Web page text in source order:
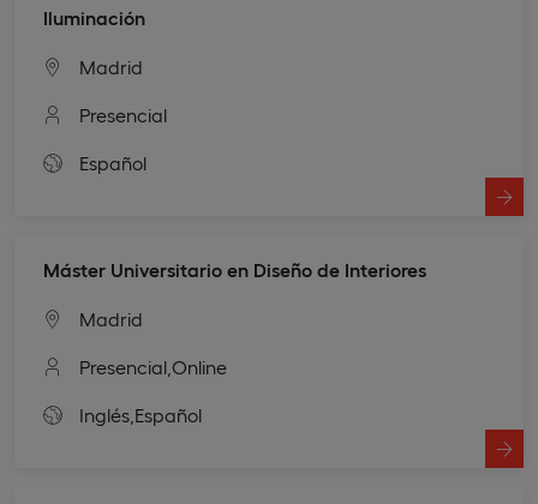
Iluminación
Madrid
Presencial
Español
Máster Universitario en Diseño de Interiores
Madrid
Presencial, Online
Inglés, Español